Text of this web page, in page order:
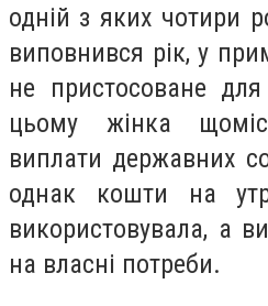
одній з яких чотири
виповнився рік, у
не пристосоване
цьому жінка
виплати державних
однак кошти на
використовувала, а
на власні потреби.